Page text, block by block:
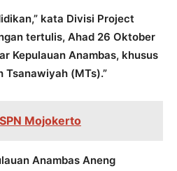
kata Divisi Project
tertulis, Ahad 26 Oktober
Kepulauan Anambas, khusus
(MTs).”
Mojokerto
Anambas Aneng